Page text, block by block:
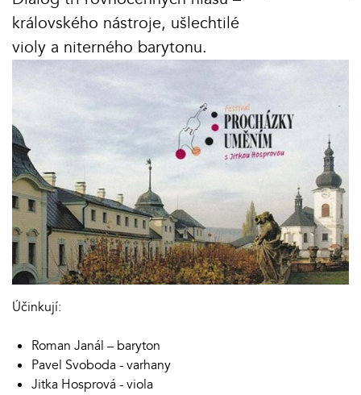
královského nástroje, ušlechtilé
violy a niterného barytonu.
Účinkují:
Roman Janál – baryton
Pavel Svoboda - varhany
Jitka Hosprová - viola